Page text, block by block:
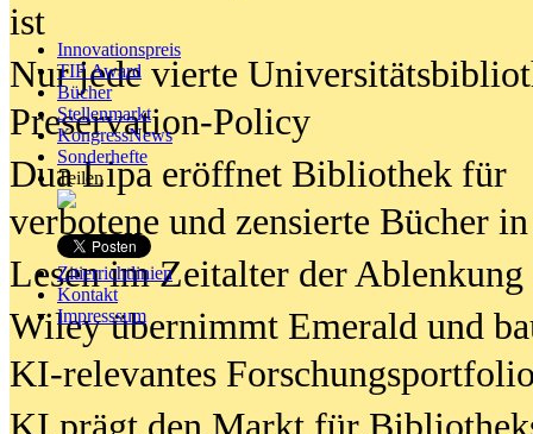
Innovationspreis
TIP Award
Bücher
Stellenmarkt
KongressNews
Sonderhefte
Teilen
Zitierrichtlinien
Kontakt
Impresssum
ist
Nur jede vierte
Preservation-Policy
Dua Lipa eröffnet Bibliothek für
verbotene und zensierte Bücher
Lesen im Zeitalter der Ablenkung
Wiley übernimmt Emerald und
KI-relevantes